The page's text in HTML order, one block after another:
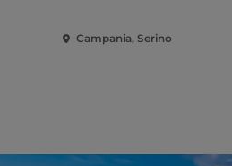
Campania, Serino